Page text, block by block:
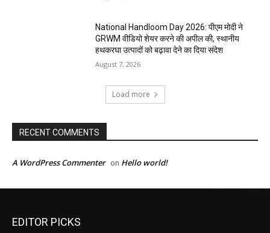
National Handloom Day 2026: पीएम मोदी ने
GRWM वीडियो शेयर करने की अपील की, स्थानीय
हथकरघा उत्पादों को बढ़ावा देने का दिया संदेश
August 7, 2026
Load more
RECENT COMMENTS
A WordPress Commenter on Hello world!
EDITOR PICKS